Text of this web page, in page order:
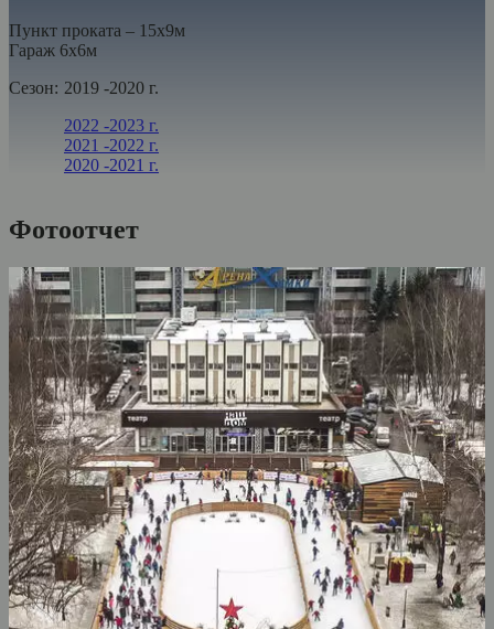
Пункт проката – 15х9м
Гараж 6х6м
Сезон: 2019 -2020 г.
2022 -2023 г.
2021 -2022 г.
2020 -2021 г.
Фотоотчет